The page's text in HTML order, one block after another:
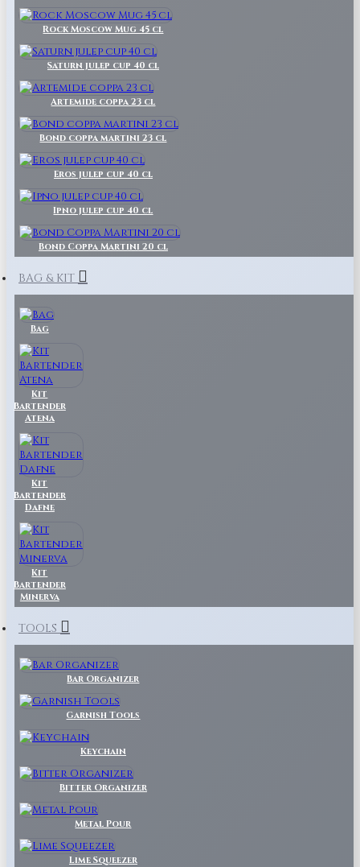
Rock Moscow Mug 45 cl
Saturn julep cup 40 cl
Artemide coppa 23 cl
Bond coppa martini 23 cl
Eros julep cup 40 cl
Ipno julep cup 40 cl
Bond Coppa Martini 20 cl
BAG & KIT
Bag
Kit
Bartender
Atena
Kit
Bartender
Dafne
Kit
Bartender
Minerva
TOOLS
Bar Organizer
Garnish Tools
Keychain
Bitter Organizer
Metal Pour
Lime Squeezer